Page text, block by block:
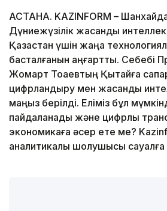
АСТАНА. KAZINFORM –
Дүниежүзілік жасанды
Қазақстан үшін жаңа
басталғанын аңғартты. Себебі
Жомарт Тоқаевтың Қытайға
цифрландыру мен жасанды
маңыз берілді. Еліміз бұл
пайдаланады және цифрлық
экономикаға әсер ете ме?
аналитикалық шолушысы сауалға